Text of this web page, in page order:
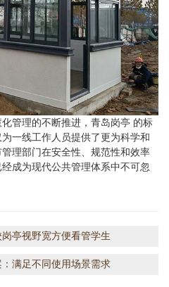
管理的不断推进，青岛岗亭 的标
一线工作人员提供了更为科学和
理部门在安全性、规范性和效率
成为现代公共管理体系中不可忽
亭视野宽方便看管学生
满足不同使用场景需求